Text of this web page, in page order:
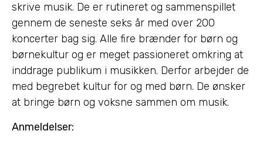
skrive musik. De er rutineret og sammenspillet
gennem de seneste seks år med over 200
koncerter bag sig. Alle fire brænder for børn og
børnekultur og er meget passioneret omkring at
inddrage publikum i musikken. Derfor arbejder de
med begrebet kultur for og med børn. De ønsker
at bringe børn og voksne sammen om musik.
Anmeldelser: